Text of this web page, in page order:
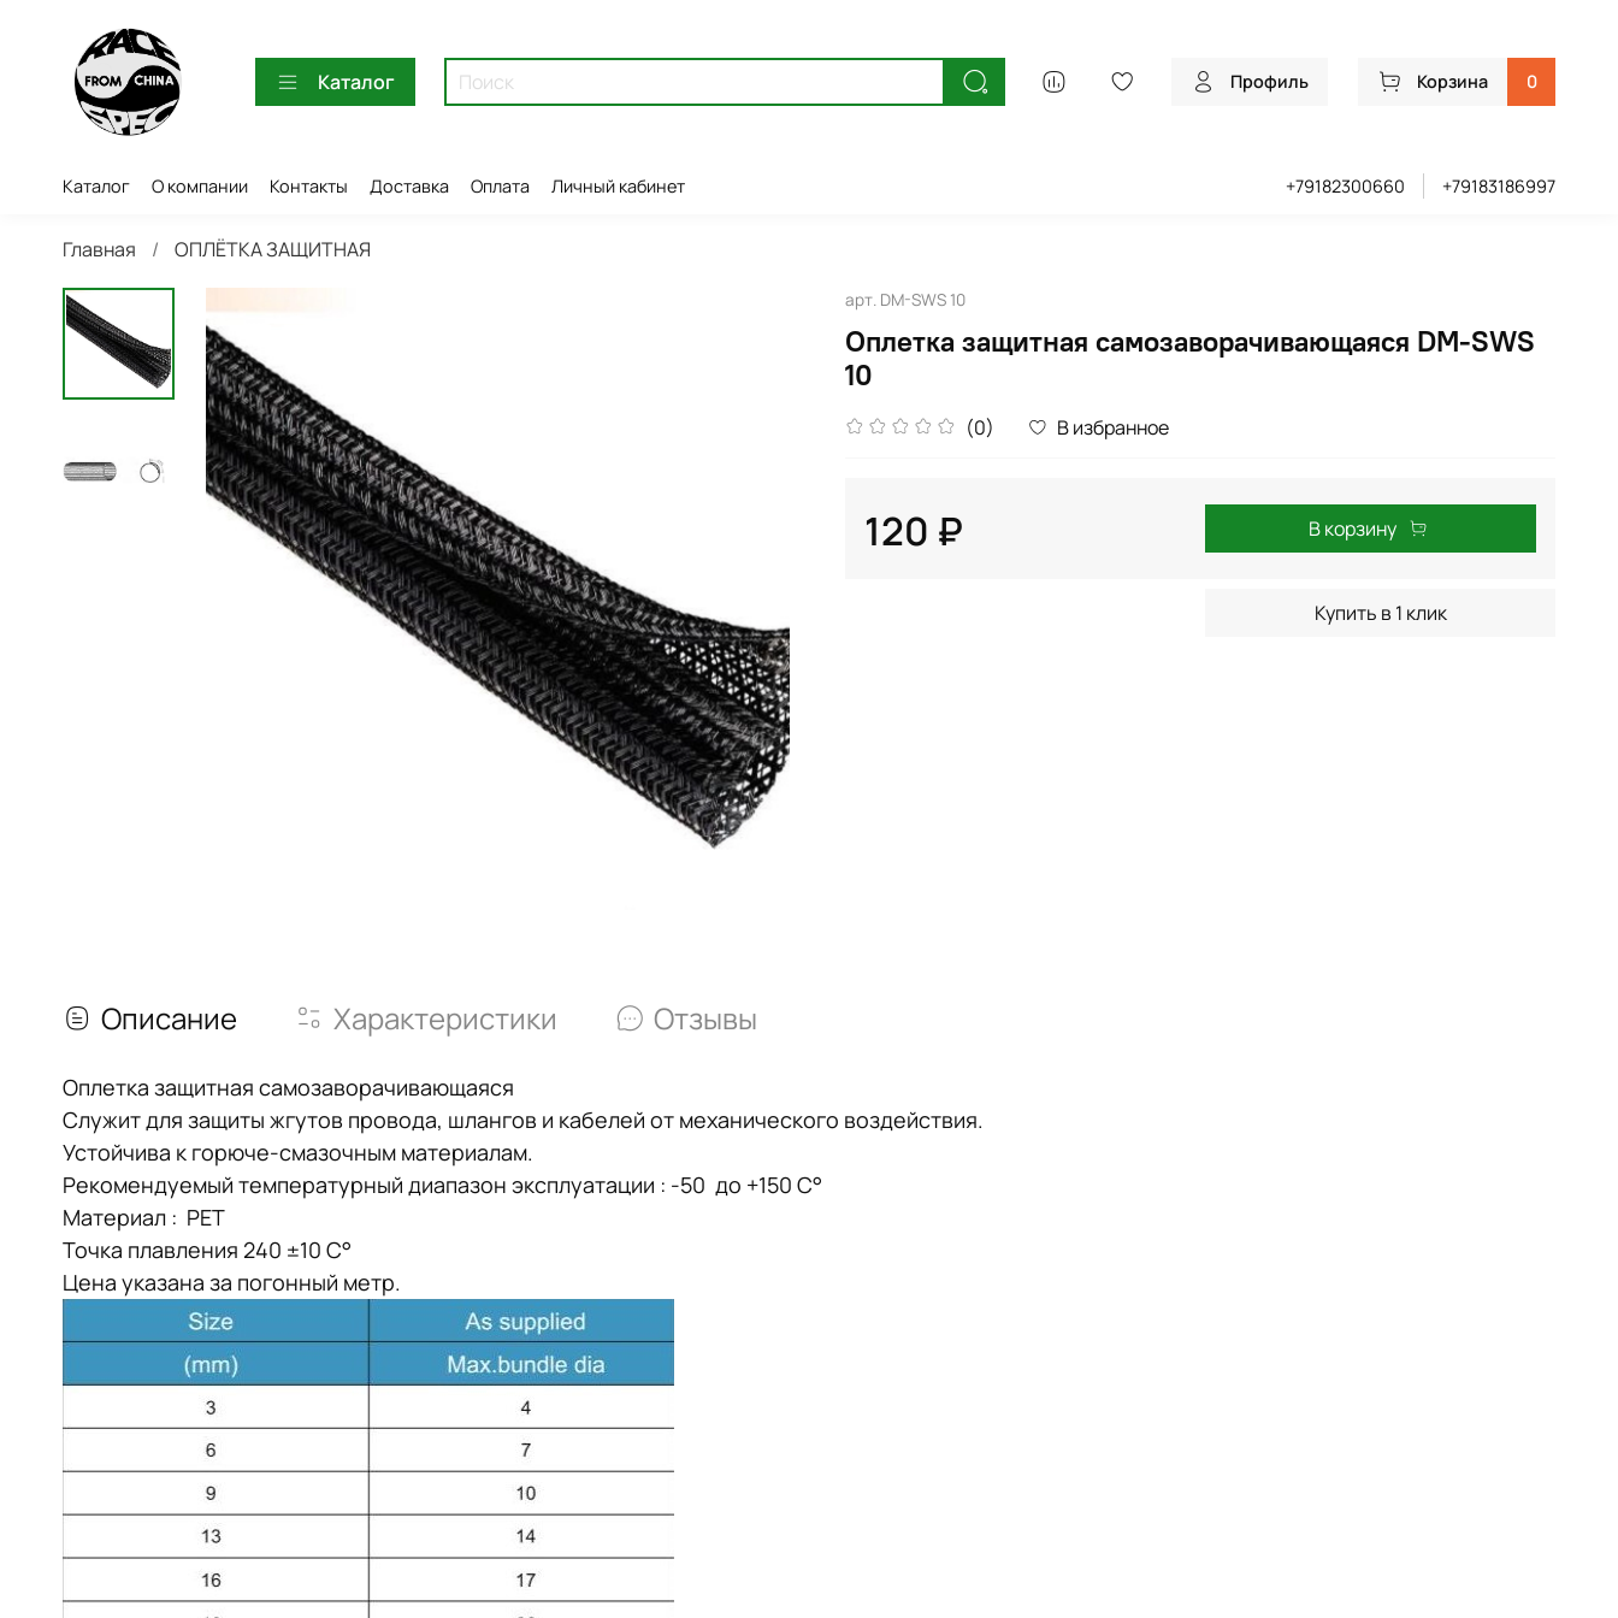
Каталог Профиль Корзина 0
Каталог О компании Контакты Доставка Оплата Личный кабинет +79182300660 +79183186997
Главная ОПЛЁТКА ЗАЩИТНАЯ
арт. DM-SWS 10
Оплетка защитная самозаворачивающаяся DM-SWS
10
(0) В избранное
120 ₽ В корзину
Купить в 1 клик
Описание Характеристики Отзывы
Оплетка защитная самозаворачивающаяся
Служит для защиты жгутов провода, шлангов и кабелей от механического воздействия.
Устойчива к горюче-смазочным материалам.
Рекомендуемый температурный диапазон эксплуатации : -50 до +150 С°
Материал : PET
Точка плавления 240 ±10 С°
Цена указана за погонный метр.